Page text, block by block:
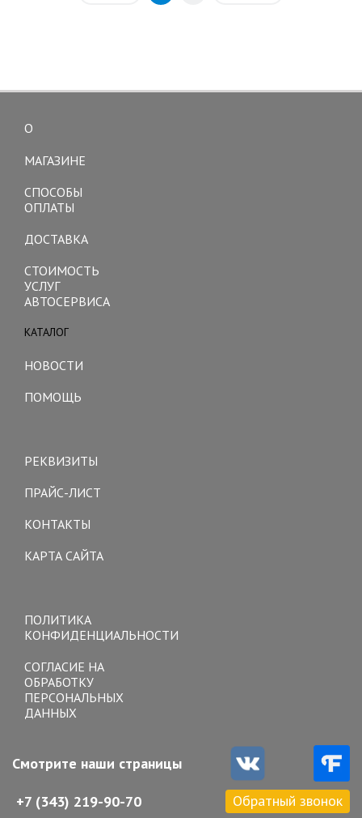
О
МАГАЗИНЕ
СПОСОБЫ
ОПЛАТЫ
ДОСТАВКА
СТОИМОСТЬ
УСЛУГ
АВТОСЕРВИСА
КАТАЛОГ
НОВОСТИ
ПОМОЩЬ
РЕКВИЗИТЫ
ПРАЙС-ЛИСТ
КОНТАКТЫ
КАРТА САЙТА
ПОЛИТИКА
КОНФИДЕНЦИАЛЬНОСТИ
СОГЛАСИЕ НА
ОБРАБОТКУ
ПЕРСОНАЛЬНЫХ
ДАННЫХ
Смотрите наши страницы
+7 (343) 219-90-70 Обратный звонок